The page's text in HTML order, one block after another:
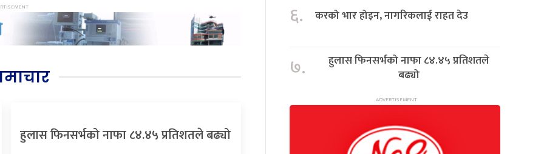
हुलास फिनसर्भको नाफा ८४.४५ प्रतिशतले बढ्यो
६. करको भार होइन, नागरिकलाई राहत देउ
७.
हुलास फिनसर्भको नाफा ८४.४५ प्रतिशतले
बढ्यो